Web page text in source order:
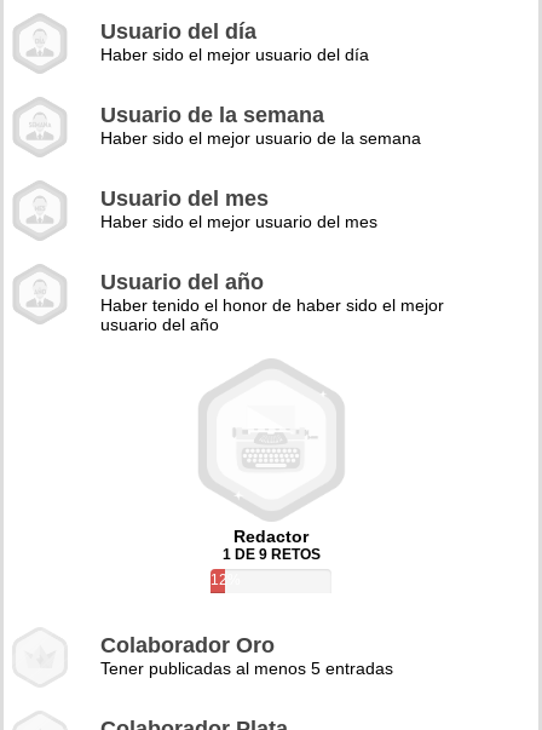
Usuario del día
Haber sido el mejor usuario del día
Usuario de la semana
Haber sido el mejor usuario de la semana
Usuario del mes
Haber sido el mejor usuario del mes
Usuario del año
Haber tenido el honor de haber sido el mejor
usuario del año
Redactor
1 DE 9 RETOS
12%
Colaborador Oro
Tener publicadas al menos 5 entradas